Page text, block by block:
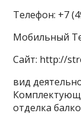
Телефон: +7
Мобильный
Сайт: http://
вид
отделка